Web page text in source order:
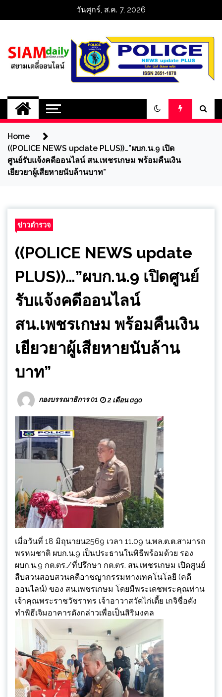
วันศุกร์, ส.ค. 7, 2026
สยามเดลี่ออนไลน์
SiamDailyOnline
Home
((POLICE NEWS update PLUS))…”ผบก.น.9 เปิด
ศูนย์รับแจ้งคดีออนไลน์ สน.เพชรเกษม พร้อมคืนเงิน
เยียวยาผู้เสียหายนับล้านบาท”
ข่าวตำรวจ
((POLICE NEWS update
PLUS))…”ผบก.น.9 เปิดศูนย์
รับแจ้งคดีออนไลน์
สน.เพชรเกษม พร้อมคืนเงิน
เยียวยาผู้เสียหายนับล้าน
บาท”
กองบรรณาธิการ 01 2 เดือน ago
เมื่อวันที่ 18 มิถุนายน2569 เวลา 11.09 น.พล.ต.ต.สามารถ
พรหมชาติ ผบก.น.9 เป็นประธานในพิธีพร้อมด้วย รอง
ผบก.น.9 กต.ตร./ที่ปรึกษา กต.ตร. สน.เพชรเกษม เปิดศูนย์
สืบสวนสอบสวนคดีอาชญากรรมทางเทคโนโลยี (คดี
ออนไลน์) ของ สน.เพชรเกษม โดยมีพระเดชพระคุณท่าน
เจ้าคุณพระราชวัชราทร เจ้าอาวาสวัดไก่เตี้ย เกจิชื่อดัง
ทำพิธีเจิมอาคารดังกล่าวเพื่อเป็นสิริมงคล